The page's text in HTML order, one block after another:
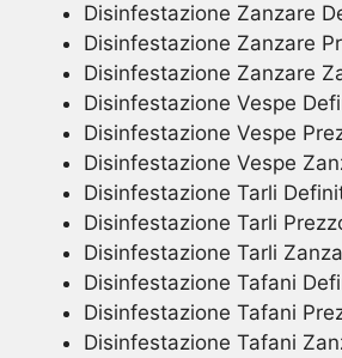
Disinfestazione Zanzare
Disinfestazione Zanzare
Disinfestazione Zanzare
Disinfestazione Vespe
Disinfestazione Vespe
Disinfestazione Vespe
Disinfestazione Tarli
Disinfestazione Tarli
Disinfestazione Tarli
Disinfestazione Tafani
Disinfestazione Tafani
Disinfestazione Tafani